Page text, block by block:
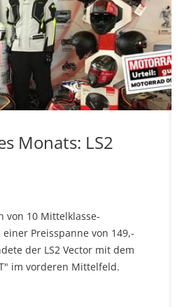
Monats: LS2
von 10 Mittelklasse-
Preisspanne von 149,-
der LS2 Vector mit dem
im vorderen Mittelfeld.